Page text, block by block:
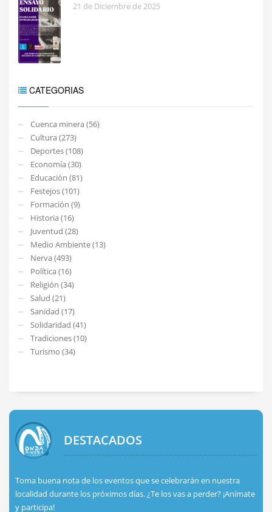
21 de Diciembre de 2025
CATEGORIAS
Cuenca minera (56)
Cultura (273)
Deportes (108)
Economía (30)
Educación (81)
Festejos (101)
Formación (9)
Historia (16)
Juventud (28)
Medio Ambiente (13)
Nerva (493)
Política (16)
Religión (34)
Salud (21)
Sanidad (17)
Solidaridad (41)
Tradiciones (10)
Turismo (34)
DESTACADOS
Toma buena nota de los eventos que se celebrarán en nuestra
localidad durante los próximos días. ¿Te los vas a perder? ¡Anímate
y participa!